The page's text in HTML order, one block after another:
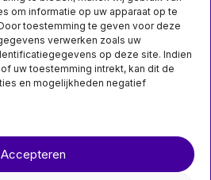
om informatie op uw apparaat op te
toestemming te geven voor deze
verwerken zoals uw
op deze site. Indien
uw toestemming intrekt, kan dit de
en mogelijkheden negatief
Accepteren
woningaanbod remt groei
Smits
met
van